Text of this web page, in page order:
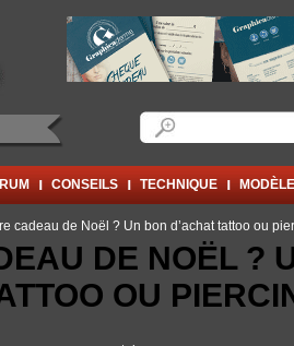
CONSEILS TECHNIQUE
cadeau de Noël ? Un bon d’achat tattoo ou
DE NOËL ?
OU